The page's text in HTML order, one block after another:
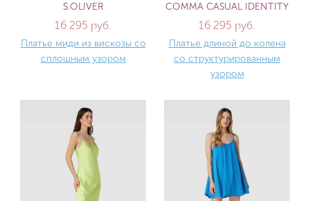
S.OLIVER
16 295 руб.
Платье миди из вискозы со
сплошным узором
COMMA CASUAL IDENTITY
16 295 руб.
Платье длиной до колена
со структурированным
узором